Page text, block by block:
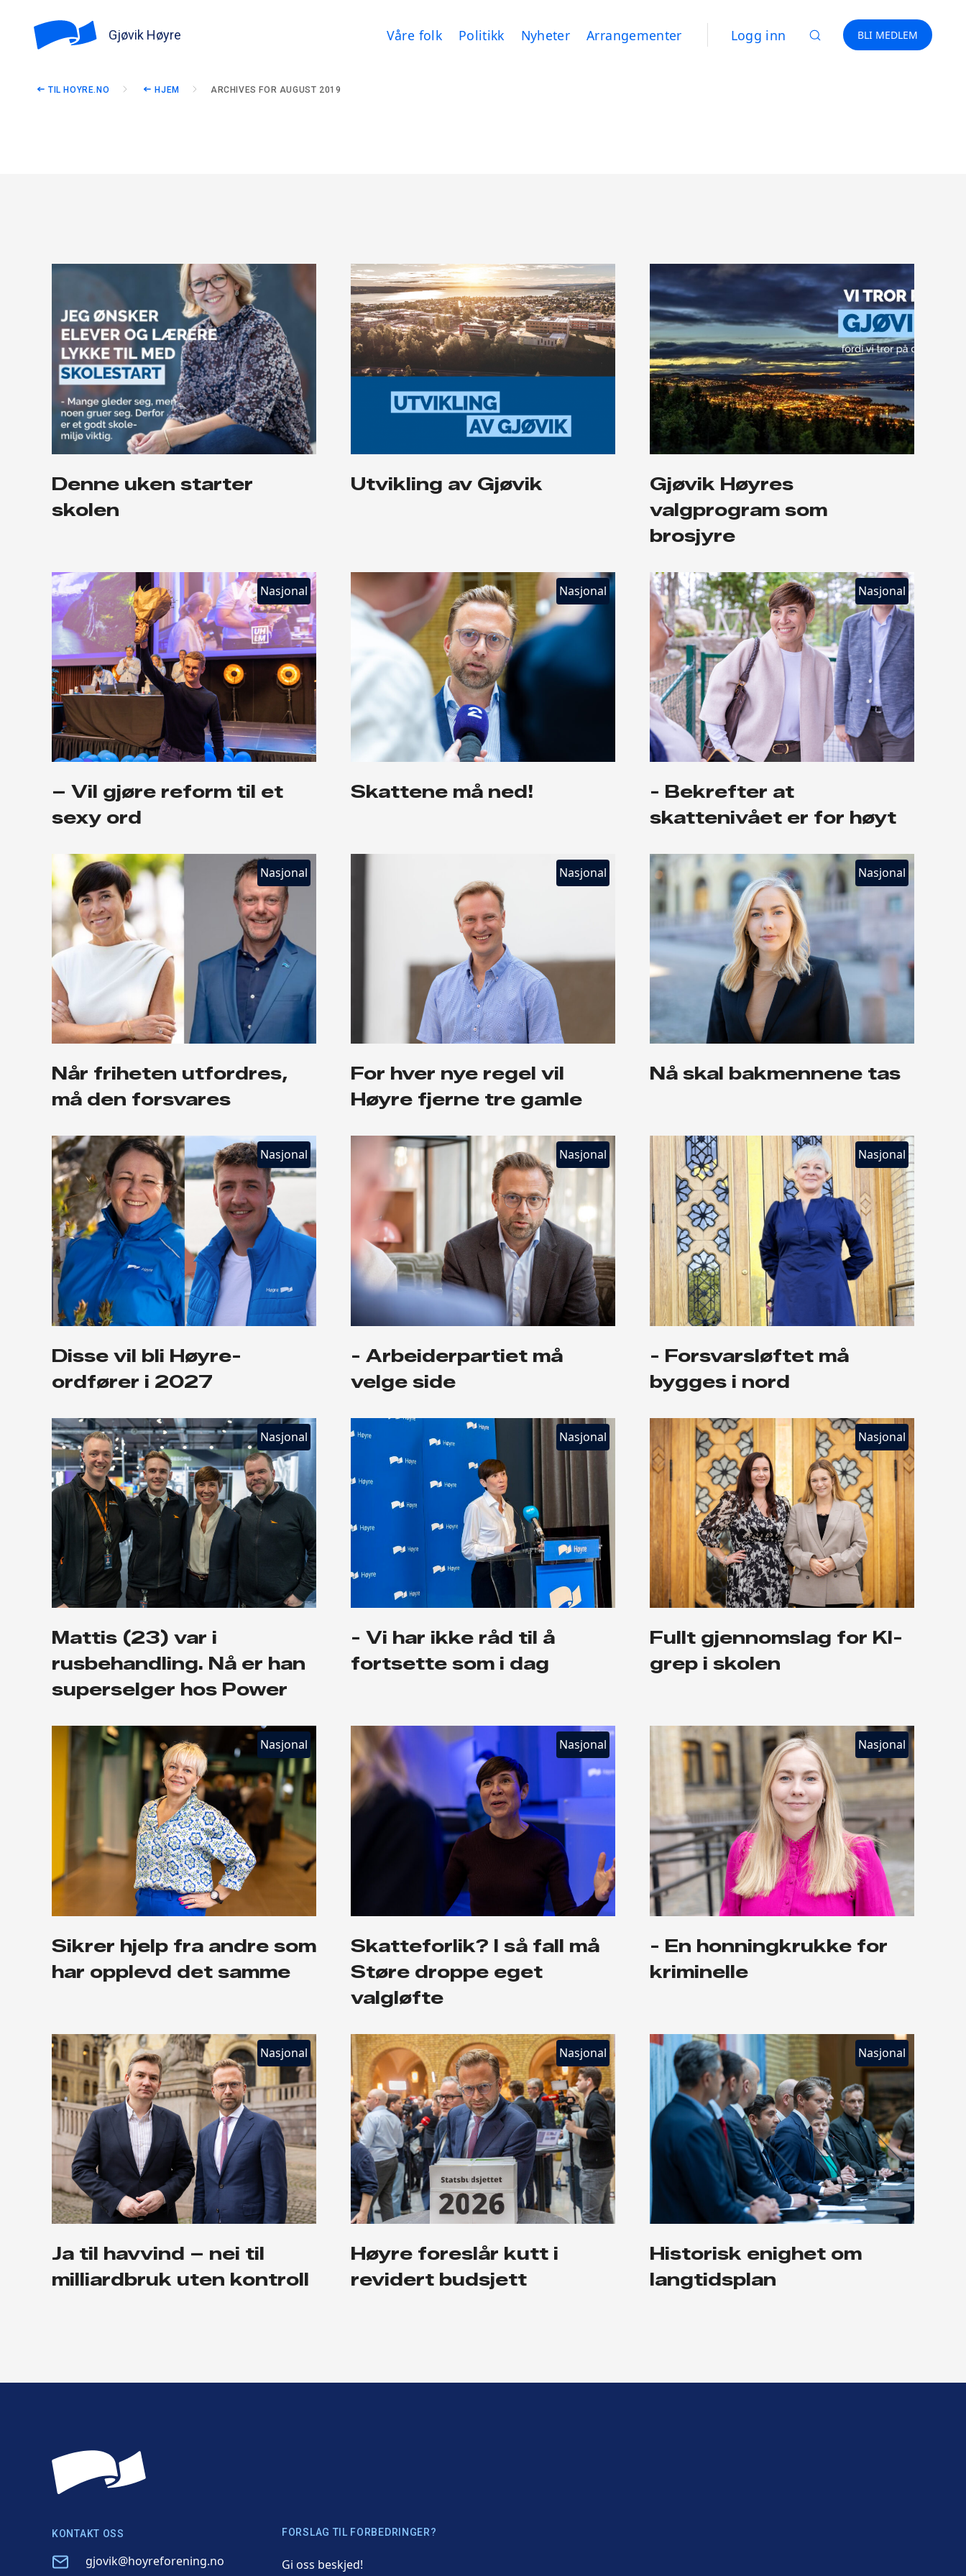
Gjøvik Høyre Våre folk Politikk Nyheter Arrangementer Logg inn BLI MEDLEM
TIL HOYRE.NO HJEM ARCHIVES FOR AUGUST 2019
Denne uken starter
skolen
Utvikling av Gjøvik
Gjøvik Høyres
valgprogram som
brosjyre
Nasjonal
– Vil gjøre reform til et
sexy ord
Nasjonal
Skattene må ned!
Nasjonal
- Bekrefter at
skattenivået er for høyt
Nasjonal
Når friheten utfordres,
må den forsvares
Nasjonal
For hver nye regel vil
Høyre fjerne tre gamle
Nasjonal
Nå skal bakmennene tas
Nasjonal
Disse vil bli Høyre-
ordfører i 2027
Nasjonal
- Arbeiderpartiet må
velge side
Nasjonal
- Forsvarsløftet må
bygges i nord
Nasjonal
Mattis (23) var i
rusbehandling. Nå er han
superselger hos Power
Nasjonal
- Vi har ikke råd til å
fortsette som i dag
Nasjonal
Fullt gjennomslag for KI-
grep i skolen
Nasjonal
Sikrer hjelp fra andre som
har opplevd det samme
Nasjonal
Skatteforlik? I så fall må
Støre droppe eget
valgløfte
Nasjonal
- En honningkrukke for
kriminelle
Nasjonal
Ja til havvind – nei til
milliardbruk uten kontroll
Nasjonal
Høyre foreslår kutt i
revidert budsjett
Nasjonal
Historisk enighet om
langtidsplan
KONTAKT OSS
Email gjovik@hoyreforening.no
FORSLAG TIL FORBEDRINGER?
Gi oss beskjed!